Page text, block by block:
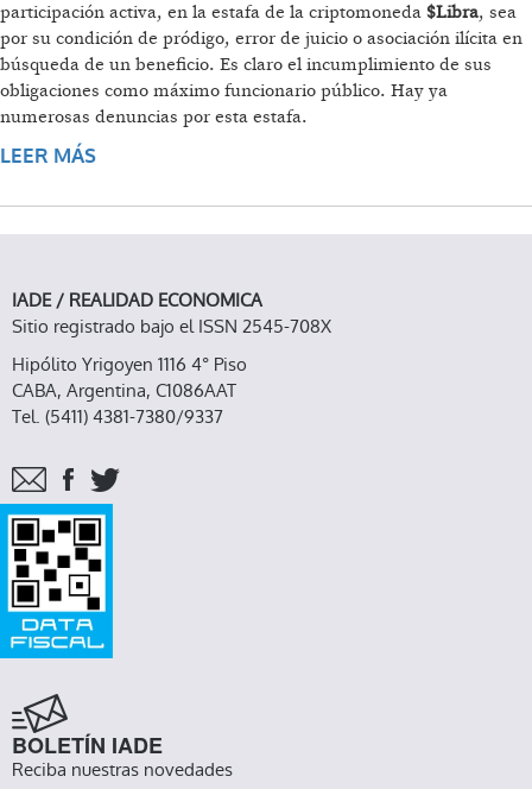
participación activa, en la estafa de la criptomoneda $Libra, sea
por su condición de pródigo, error de juicio o asociación ilícita en
búsqueda de un beneficio. Es claro el incumplimiento de sus
obligaciones como máximo funcionario público. Hay ya
numerosas denuncias por esta estafa.
LEER MÁS
IADE / REALIDAD ECONOMICA
Sitio registrado bajo el ISSN 2545-708X
Hipólito Yrigoyen 1116 4° Piso
CABA, Argentina, C1086AAT
Tel. (5411) 4381-7380/9337
BOLETÍN IADE
Reciba nuestras novedades